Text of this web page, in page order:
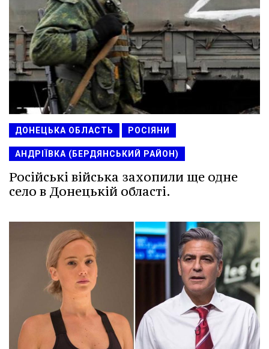
ДОНЕЦЬКА ОБЛАСТЬ РОСІЯНИ
АНДРІЇВКА (БЕРДЯНСЬКИЙ РАЙОН)
Російські війська захопили ще одне
село в Донецькій області.